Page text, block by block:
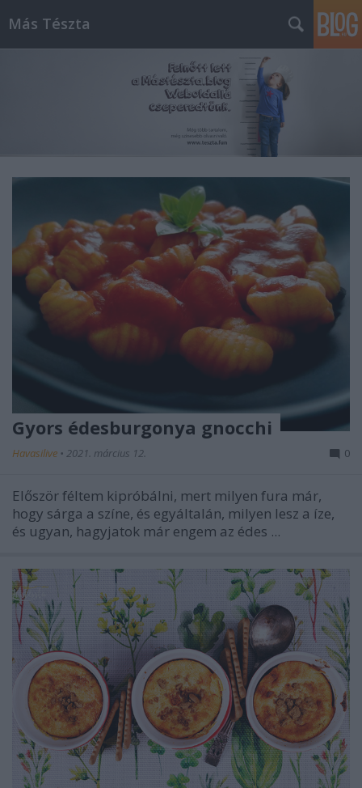
Más Tészta
Gyors édesburgonya gnocchi
Havasilive • 2021. március 12. 0
Először féltem kipróbálni, mert milyen fura már,
hogy sárga a színe, és egyáltalán, milyen lesz a íze,
és ugyan, hagyjatok már engem az édes ...